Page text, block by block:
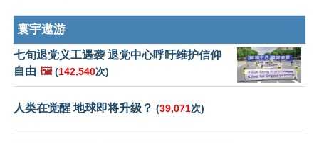
寰宇遨游
七旬退党义工遇袭 退党中心呼吁维护信仰
自由 🖼️ (142,540次)
人类在觉醒 地球即将升级？ (39,071次)